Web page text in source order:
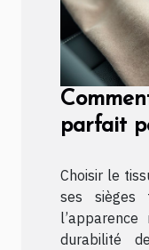
parfait
Choisir le
ses sièges
durabilité